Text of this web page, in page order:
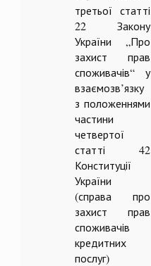
третьої статті
22 Закону
України „Про
захист прав
споживачів“ у
взаємозв’язку
з положеннями
частини
четвертої
статті 42
Конституції
України
(справа про
захист прав
споживачів
кредитних
послуг)